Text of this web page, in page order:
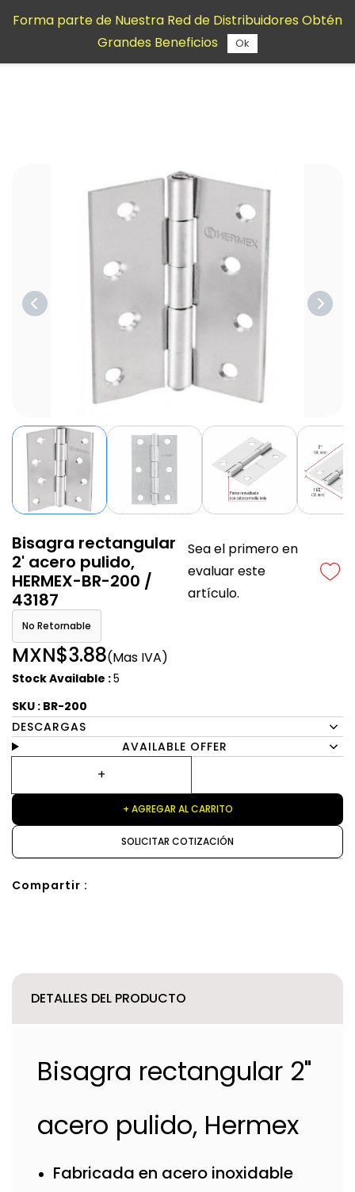
contenido
Bisagra rectangular
2' acero pulido,
HERMEX-BR-200 /
43187
Sea el primero en
evaluar este
artículo.
No Retornable
MXN$3.88(Mas IVA)
Stock Available :5
SKU : BR-200
DESCARGAS
AVAILABLE OFFER
+ AGREGAR AL CARRITO
SOLICITAR COTIZACIÓN
Compartir :
DETALLES DEL PRODUCTO
Bisagra rectangular 2"
acero pulido, Hermex
Fabricada en acero inoxidable
Forma parte de Nuestra Red de Distribuidores Obtén
Grandes Beneficios
Ok